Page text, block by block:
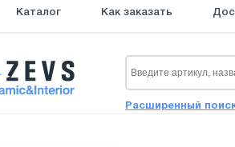
Каталог Как заказать
Расширенный